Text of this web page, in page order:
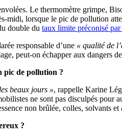
Le thermomètre grimpe,
midi, lorsque le pic de pollution
double du taux limite préconisé
responsable d’une « qualité de
peut-on échapper aux dangers
pic de pollution ?
beaux jours », rappelle Karine
ne sont pas disculpés pour
non brûlée, colles, solvants
?